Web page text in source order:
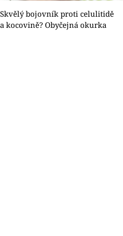
Skvělý bojovník proti celulitidě
a kocovině? Obyčejná okurka